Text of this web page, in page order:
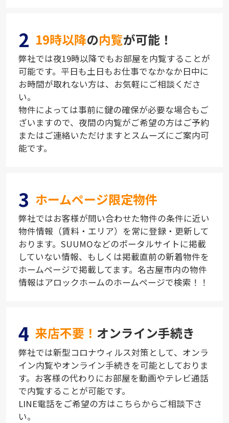
2 19時以降の内覧が可能！
弊社では夜19時以降でもお部屋を内覧することが
可能です。平日も土日もお仕事でなかなか日中に
お時間が取れない方は、お気軽にご相談くださ
い。
物件によっては事前に鍵の確保が必要な場合もご
ざいますので、夜間の内覧がご希望の方はご予約
またはご連絡いただけますとスムーズにご案内可
能です。
3 ホームページ限定物件
弊社ではお客様が問い合わせた物件の条件に近い
物件情報（賃料・エリア）を常に登録・更新して
おります。SUUMOなどのポータルサイトに掲載
していない情報、もしくは掲載直前の新着物件を
ホームページで掲載してます。名古屋市内の物件
情報はアロックホームのホームページで検索！！
4 来店不要！ オンライン手続き
弊社では新型コロナウィルス対策として、オンラ
イン内覧やオンライン手続きを可能としておりま
す。お客様の代わりにお部屋を動画やテレビ通話
で内覧することが可能です。
LINE電話をご希望の方はこちらからご相談下さ
い。